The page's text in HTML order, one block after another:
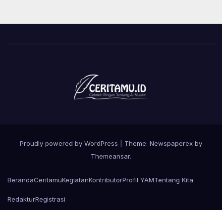
Proudly powered by WordPress
Theme: Newspaperex by
Themeansar.
BerandaCeritamuKegiatanKontributorProfil YAMTentang Kita
RedakturRegistrasi